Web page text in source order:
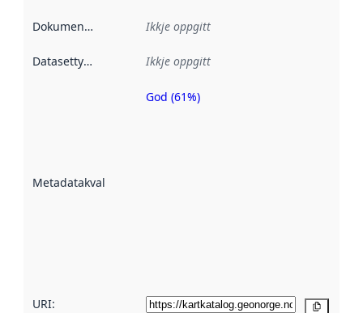
Dokumentasjon Ikkje oppgitt
Datasettype Ikkje oppgitt
Metadatakvalitet
Metadatakvalitet
God (61%)
URI: